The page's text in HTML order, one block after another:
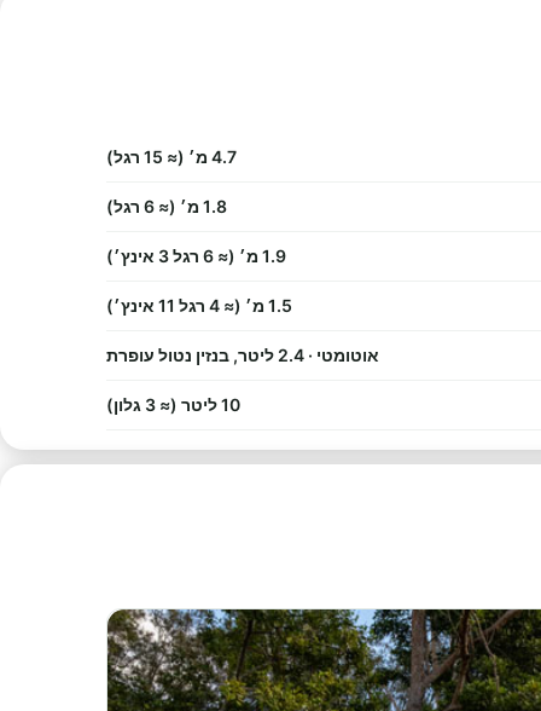
4.7 מ׳ (≈ 15 רגל)
1.8 מ׳ (≈ 6 רגל)
1.9 מ׳ (≈ 6 רגל 3 אינץ׳)
1.5 מ׳ (≈ 4 רגל 11 אינץ׳)
אוטומטי · 2.4 ליטר, בנזין נטול עופרת
10 ליטר (≈ 3 גלון)